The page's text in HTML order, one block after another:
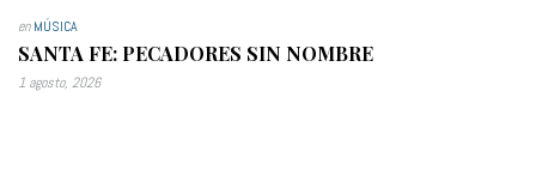
enMÚSICA
SANTA FE: PECADORES SIN NOMBRE
1 agosto, 2026